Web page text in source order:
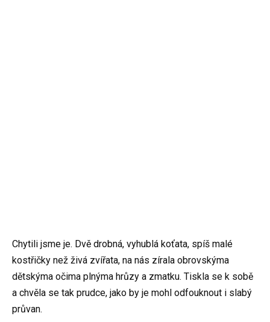
Chytili jsme je. Dvě drobná, vyhublá koťata, spíš malé
kostřičky než živá zvířata, na nás zírala obrovskýma
dětskýma očima plnýma hrůzy a zmatku. Tiskla se k sobě
a chvěla se tak prudce, jako by je mohl odfouknout i slabý
průvan.